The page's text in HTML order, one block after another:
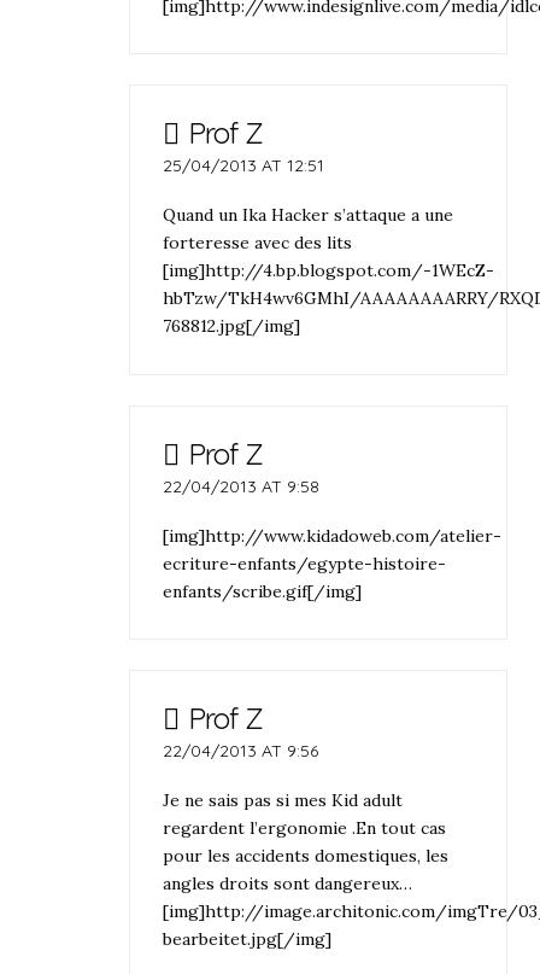
[img]http://www.indesignlive.com/media/
Prof Z
25/04/2013 AT 12:51
Quand un Ika Hacker s’attaque a une
forteresse avec des lits
[img]http://4.bp.blogspot.com/-1WEcZ-
hbTzw/TkH4wv6GMhI/AAAAAAAARRY/
768812.jpg[/img]
Prof Z
22/04/2013 AT 9:58
[img]http://www.kidadoweb.com/atelier-
ecriture-enfants/egypte-histoire-
enfants/scribe.gif[/img]
Prof Z
22/04/2013 AT 9:56
Je ne sais pas si mes Kid adult
regardent l’ergonomie .En tout cas
pour les accidents domestiques, les
angles droits sont dangereux…
[img]http://image.architonic.com/imgTre/
bearbeitet.jpg[/img]